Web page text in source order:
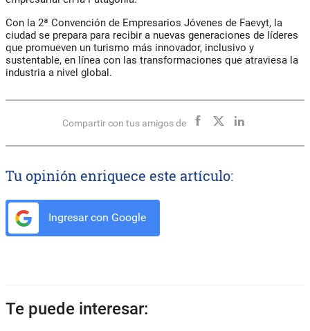
Con la 2ª Convención de Empresarios Jóvenes de Faevyt, la
ciudad se prepara para recibir a nuevas generaciones de líderes
que promueven un turismo más innovador, inclusivo y
sustentable, en línea con las transformaciones que atraviesa la
industria a nivel global.
Compartir con tus amigos de
Tu opinión enriquece este artículo:
Ingresar con Google
Te puede interesar: